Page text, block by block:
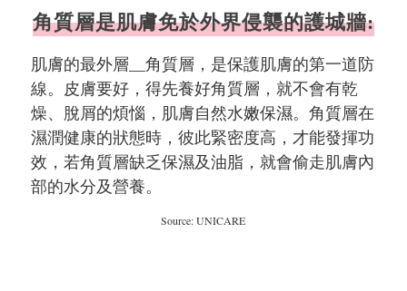
角質層是肌膚免於外界侵襲的護城牆:
肌膚的最外層__角質層，是保護肌膚的第一道防
線。皮膚要好，得先養好角質層，就不會有乾
燥、脫屑的煩惱，肌膚自然水嫩保濕。角質層在
濕潤健康的狀態時，彼此緊密度高，才能發揮功
效，若角質層缺乏保濕及油脂，就會偷走肌膚內
部的水分及營養。
Source: UNICARE